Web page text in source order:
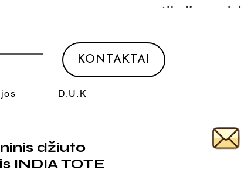
D.U.K
KONTAKTAI
džiuto
INDIA TOTE